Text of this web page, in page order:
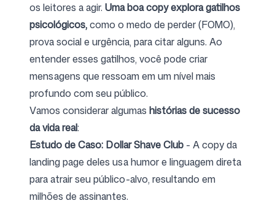
os leitores a agir. Uma boa copy explora gatilhos
psicológicos,como o medo de perder (FOMO),
prova social e urgência, para citar alguns. Ao
entender esses gatilhos, você pode criar
mensagens que ressoam em um nível mais
profundo com seu público.
Vamos considerar algumas histórias de sucesso
da vida real:
Estudo de Caso: Dollar Shave Club - A copy da
landing page deles usa humor e linguagem direta
para atrair seu público-alvo, resultando em
milhões de assinantes.